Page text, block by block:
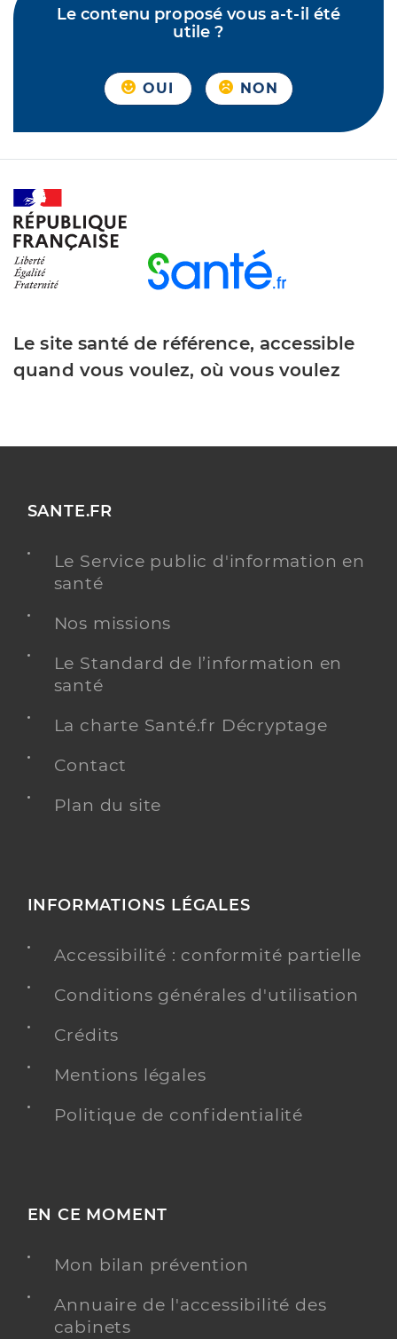
Le contenu proposé vous a-t-il été
utile ?
OUI NON
Le site santé de référence, accessible
quand vous voulez, où vous voulez
SANTE.FR
Le Service public d'information en
santé
Nos missions
Le Standard de l’information en
santé
La charte Santé.fr Décryptage
Contact
Plan du site
INFORMATIONS LÉGALES
Accessibilité : conformité partielle
Conditions générales d'utilisation
Crédits
Mentions légales
Politique de confidentialité
EN CE MOMENT
Mon bilan prévention
Annuaire de l'accessibilité des
cabinets